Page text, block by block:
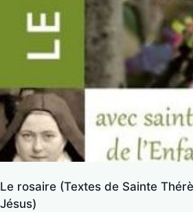
Le rosaire (Textes de Sainte
Jésus)